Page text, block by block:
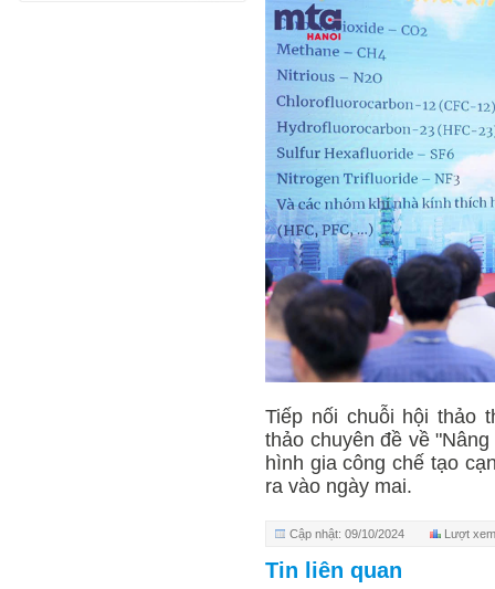
Tiếp nối chuỗi hội thảo
thảo chuyên đề về
hình gia công chế tạo
ra vào ngày mai.
Cập nhật: 09/10/2024 Lượt
Tin liên quan